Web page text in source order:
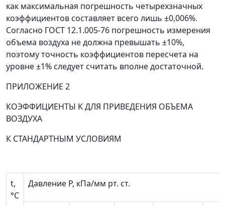
как максимальная погрешность четырехзначных
коэффициентов составляет всего лишь ±0,006%.
Согласно ГОСТ 12.1.005-76 погрешность измерения
объема воздуха не должна превышать ±10%,
поэтому точность коэффициентов пересчета на
уровне ±1% следует считать вполне достаточной.
ПРИЛОЖЕНИЕ 2
КОЭФФИЦИЕНТЫ KДЛЯ ПРИВЕДЕНИЯ ОБЪЕМА
ВОЗДУХА
К СТАНДАРТНЫМ УСЛОВИЯМ
t,
°C
Давление P, кПа/мм рт. ст.